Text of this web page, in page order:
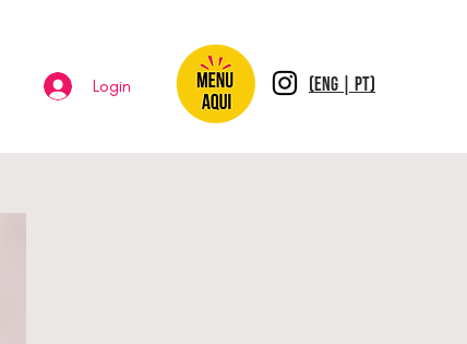
Login (ENG | PT)